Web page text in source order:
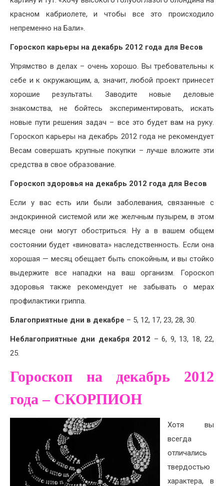
красном кабриолете, и чтобы все это происходило
непременно на Бали».
Гороскоп карьеры на декабрь 2012 года для Весов
Упрямство в делах – очень хорошо. Вы требовательны к
себе и к окружающим, а, значит, любой проект принесет
хорошие результаты. Заводите новые деловые
знакомства, не бойтесь экспериментировать, искать
новые пути решения задач – все это будет вам на руку.
Гороскоп карьеры на декабрь 2012 года не рекомендует
Весам совершать крупные покупки – лучше вложите эти
средства в свое образование.
Гороскоп здоровья на декабрь 2012 года для Весов
Если у вас есть или были заболевания, связанные с
эндокринной системой или же желчным пузырем, в этом
месяце они могут обостриться. Ну а в вашем общем
состоянии будет «виновата» наследственность. Если она
хорошая — месяц обещает быть спокойным, и вы стойко
выдержите все нападки на ваш организм. Гороскоп
здоровья также рекомендует не забывать о мерах
профилактики гриппа.
Благоприятные дни в декабре – 5, 12, 17, 23, 28, 30.
Неблагоприятные дни декабря 2012 – 6, 9, 13, 18, 22,
25.
Гороскоп на декабрь 2012
года – СКОРПИОН
Хотя вы
всегда
отличались
твердостью
характера, в